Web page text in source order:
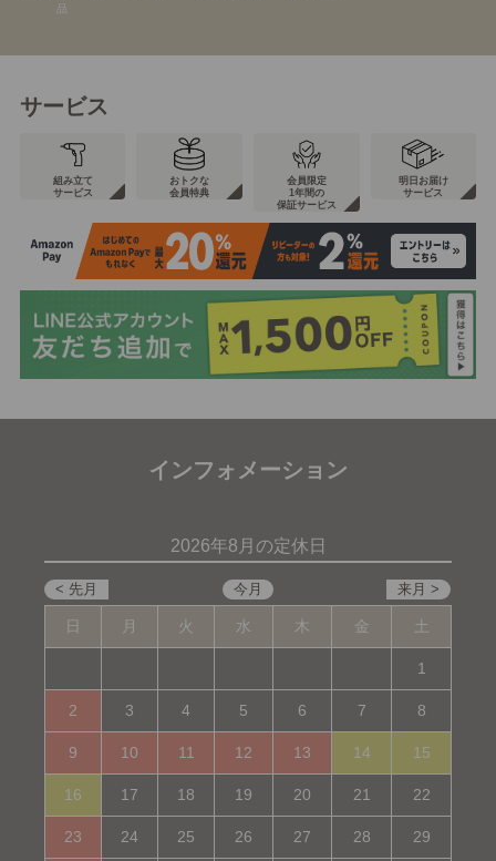
品
サービス
組み立て
サービス
おトクな
会員特典
会員限定
1年間の
保証サービス
明日お届け
サービス
インフォメーション
2026年8月の定休日
日 月 火 水 木 金 土
1
2 3 4 5 6 7 8
9 10 11 12 13 14 15
16 17 18 19 20 21 22
23 24 25 26 27 28 29